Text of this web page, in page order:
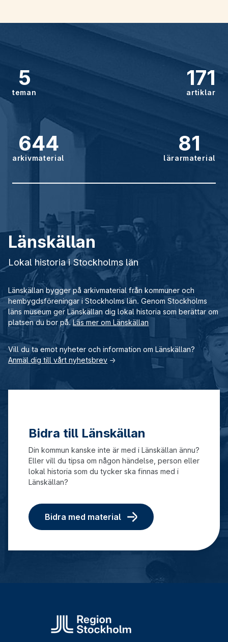
5
teman
171
artiklar
644
arkivmaterial
81
lärarmaterial
Länskällan
Lokal historia i Stockholms län
Länskällan bygger på arkivmaterial från kommuner och
hembygdsföreningar i Stockholms län. Genom Stockholms
läns museum ger Länskällan dig lokal historia som berättar om
platsen du bor på.Läs mer om Länskällan
Vill du ta emot nyheter och information om Länskällan?
Anmäl dig till vårt nyhetsbrev →
Bidra till Länskällan
Din kommun kanske inte är med i Länskällan ännu?
Eller vill du tipsa om någon händelse, person eller
lokal historia som du tycker ska finnas med i
Länskällan?
Bidra med material